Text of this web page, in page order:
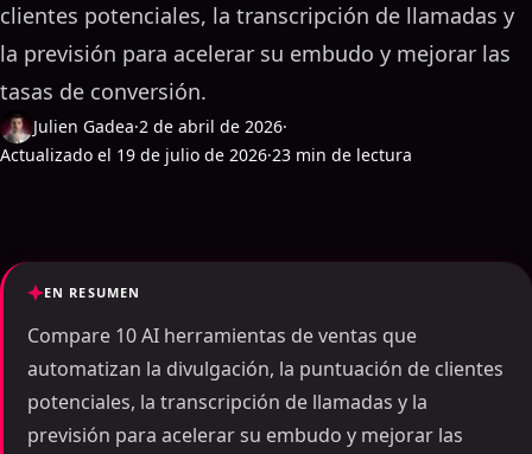
clientes potenciales, la transcripción de llamadas y
la previsión para acelerar su embudo y mejorar las
tasas de conversión.
Julien Gadea·2 de abril de 2026·
Actualizado el 19 de julio de 2026·23 min de lectura
EN RESUMEN
Compare 10 AI herramientas de ventas que
automatizan la divulgación, la puntuación de clientes
potenciales, la transcripción de llamadas y la
previsión para acelerar su embudo y mejorar las